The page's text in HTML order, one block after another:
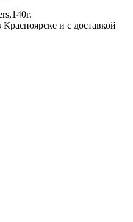
и с доставкой